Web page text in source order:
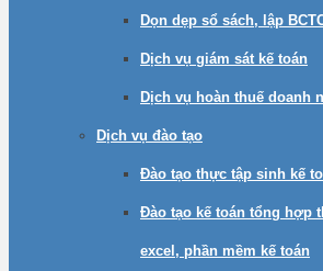
Dọn dẹp sổ sách, lập
Dịch vụ giám sát kế toán
Dịch vụ hoàn thuế doanh
Dịch vụ đào tạo
Đào tạo thực tập sinh kế
Đào tạo kế toán tổng hợp
excel, phần mềm kế toán